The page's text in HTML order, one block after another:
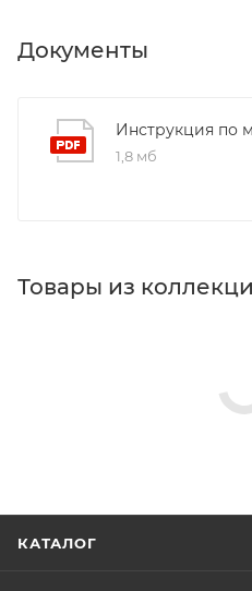
Документы
Инструкция по
1,8 мб
Товары из
Товар,
00-